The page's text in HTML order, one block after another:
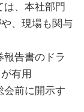
、本社部門
、現場も関与
告書のドラ
有用
前に開示す